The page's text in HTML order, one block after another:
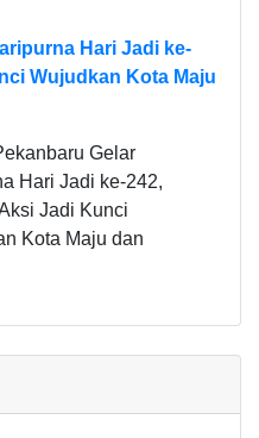
Hari Jadi ke-
Wujudkan Kota Maju
Gelar
Hari Jadi ke-242,
Jadi Kunci
Kota Maju dan